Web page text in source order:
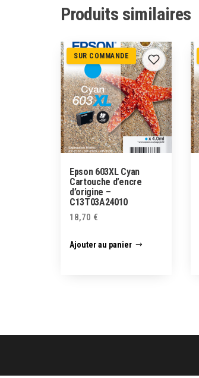
Produits similaires
SUR COMMANDE
Epson 603XL Cyan
Cartouche d’encre
d’origine –
C13T03A24010
18,70 €
Ajouter au panier